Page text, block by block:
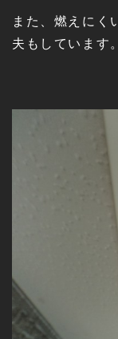
また、燃えにく
夫もしています。